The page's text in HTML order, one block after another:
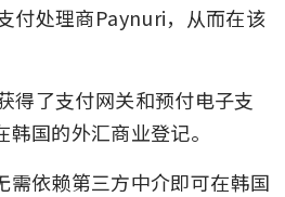
付处理商Paynuri，从而在该
得了支付网关和预付电子支
国的外汇商业登记。
需依赖第三方中介即可在韩国